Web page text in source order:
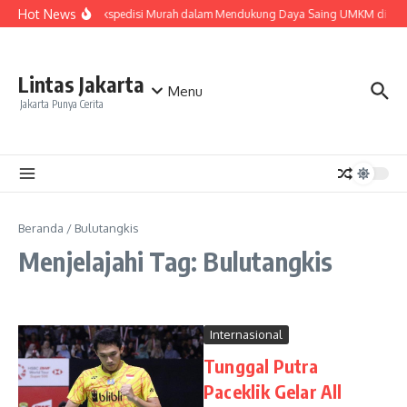
Lewati ke konten
Hot NewsPeran Ekspedisi Murah dalam Mendukung Daya Saing UMKM di
Lintas Jakarta
Jakarta Punya Cerita
Menu
Beranda / Bulutangkis
Menjelajahi Tag: Bulutangkis
Internasional
Tunggal Putra
Paceklik Gelar All